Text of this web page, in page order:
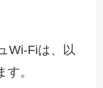
Wi-Fiは、以
。